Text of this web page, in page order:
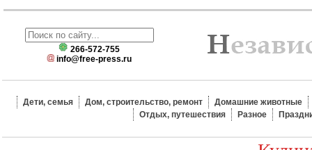
266-572-755
info@free-press.ru
Дети, семья Дом, строительство, ремонт
Домашние животные
Отдых, путешествия
Разное